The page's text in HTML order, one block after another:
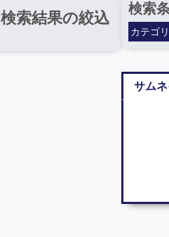
検索結果の絞込
検索
カテゴリ
サム